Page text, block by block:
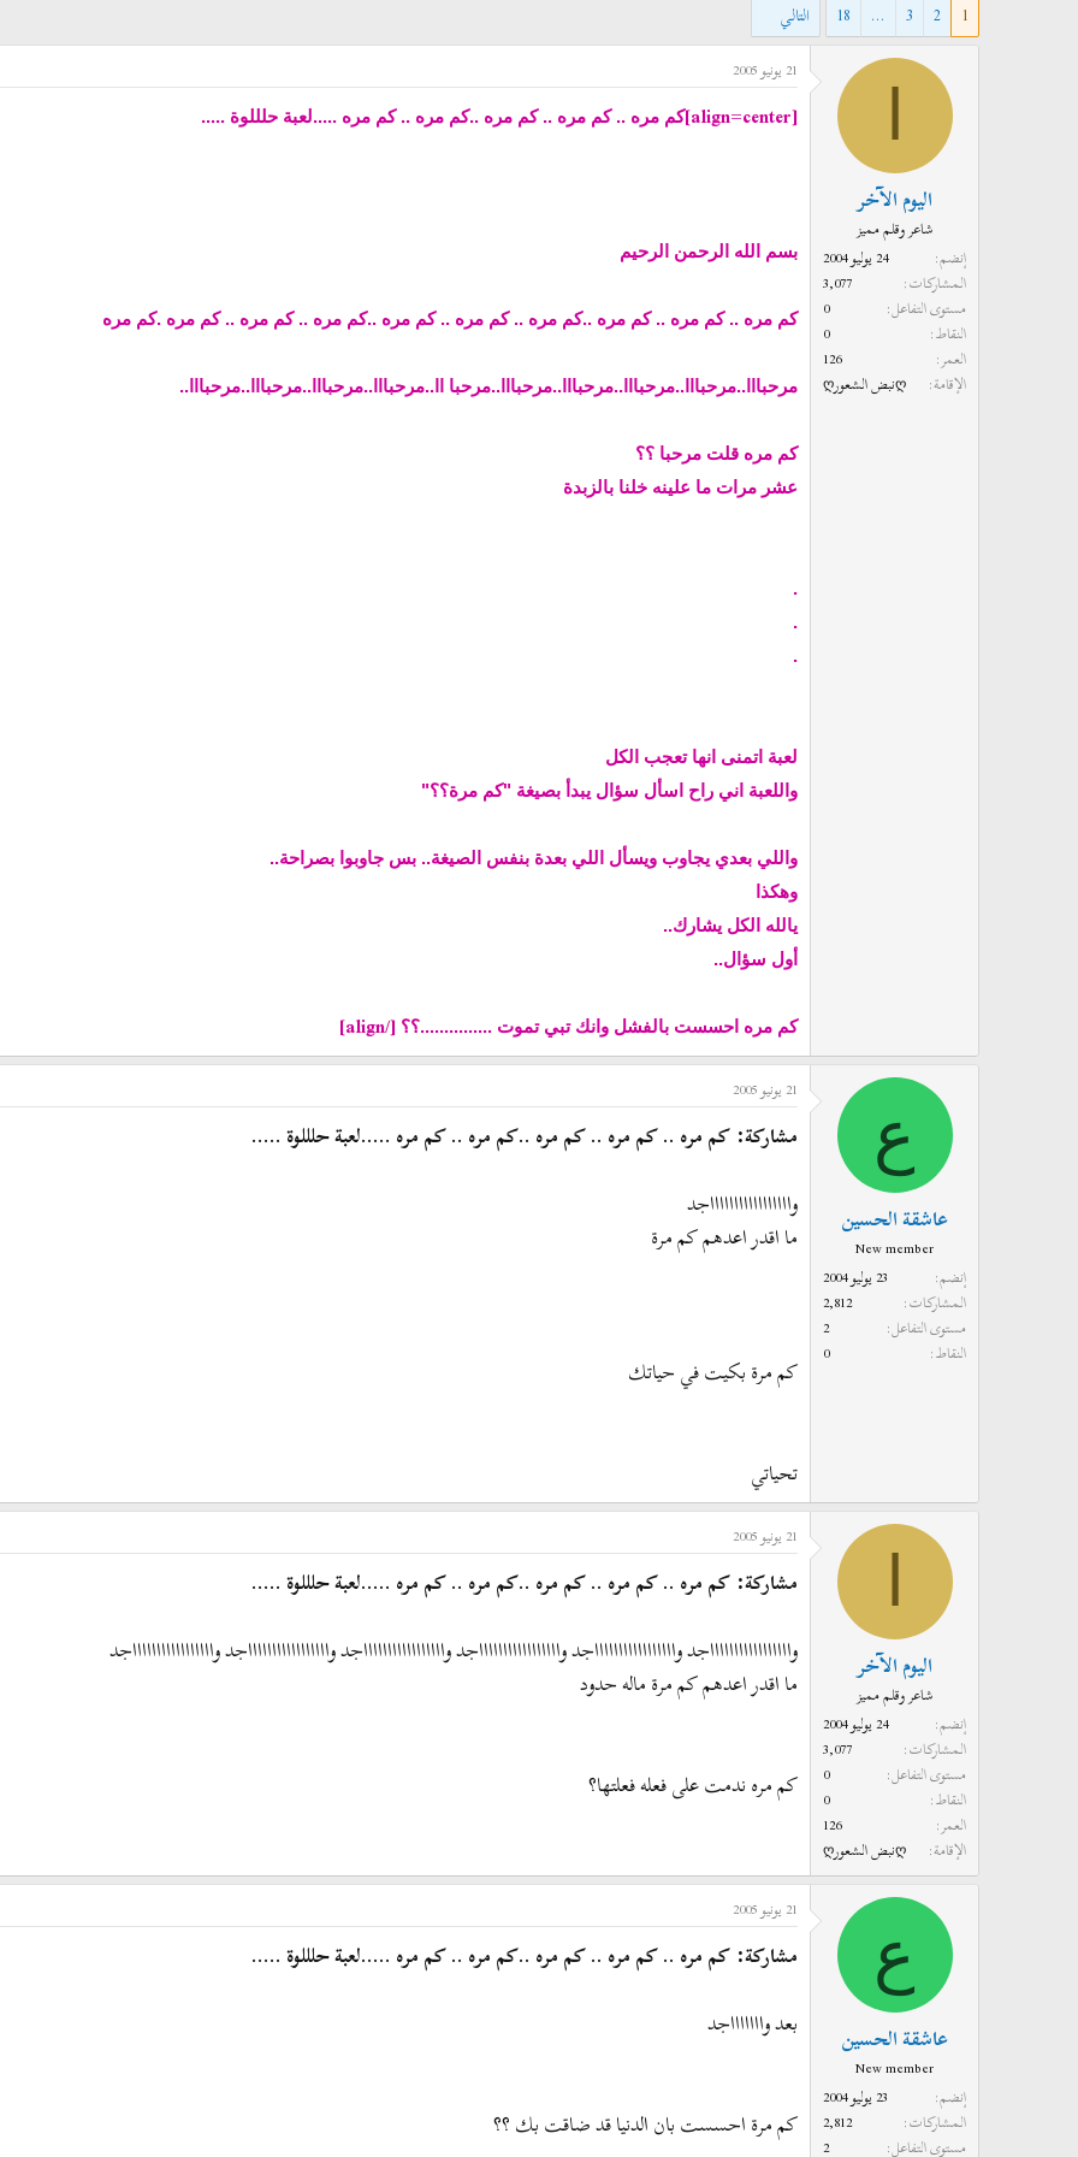
ر
د
1
2
3
…
18 التالي
اليوم الآخر
شاعر وقلم مميز
إنضم
24 يوليو 2004
المشاركات
3,077
مستوى التفاعل
0
النقاط
0
العمر
126
الإقامة
ღنبض الشعورღ
21 يونيو 2005
[align=center] كم مره .. كم مره .. كم مره ..كم مره .. كم مره .....لعبة حلللوة .....
بسم الله الرحمن الرحيم
كم مره .. كم مره .. كم مره ..كم مره .. كم مره .. كم مره ..كم مره .. كم مره .. كم مره .كم مره
مرحبااا..مرحبااا..مرحبااا..مرحبااا..مرحبااا..مرحبا اا..مرحبااا..مرحبااا..مرحبااا..مرحبااا..
كم مره قلت مرحبا ؟؟
عشر مرات ما علينه خلنا بالزبدة
.
.
.
لعبة اتمنى انها تعجب الكل
واللعبة اني راح اسأل سؤال يبدأ بصيغة "كم مرة؟؟"
واللي بعدي يجاوب ويسأل اللي بعدة بنفس الصيغة.. بس جاوبوا بصراحة..
وهكذا
يالله الكل يشارك..
أول سؤال..
كم مره احسست بالفشل وانك تبي تموت ...............؟؟ [/align]
ع
عاشقة الحسين
New member
إنضم
23 يوليو 2004
المشاركات
2,812
مستوى التفاعل
2
النقاط
0
21 يونيو 2005
مشاركة: كم مره .. كم مره .. كم مره ..كم مره .. كم مره .....لعبة حلللوة .....
واااااااااااااااااجد
ما اقدر اعدهم كم مرة
كم مرة بكيت في حياتك
تحياتي
اليوم الآخر
شاعر وقلم مميز
إنضم
24 يوليو 2004
المشاركات
3,077
مستوى التفاعل
0
النقاط
0
العمر
126
الإقامة
ღنبض الشعورღ
21 يونيو 2005
مشاركة: كم مره .. كم مره .. كم مره ..كم مره .. كم مره .....لعبة حلللوة .....
واااااااااااااااااجد واااااااااااااااااجد واااااااااااااااااجد واااااااااااااااااجد واااااااااااااااااجد واااااااااااااااااجد
ما اقدر اعدهم كم مرة ماله حدود
كم مره ندمت على فعله فعلتها؟
ع
عاشقة الحسين
New member
إنضم
23 يوليو 2004
المشاركات
2,812
مستوى التفاعل
2
21 يونيو 2005
مشاركة: كم مره .. كم مره .. كم مره ..كم مره .. كم مره .....لعبة حلللوة .....
بعد واااااااجد
كم مرة احسست بان الدنيا قد ضاقت بك ؟؟